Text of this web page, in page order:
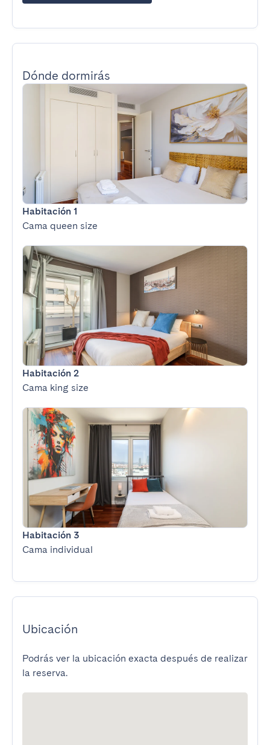
Dónde dormirás
Habitación 1
Cama queen size
Habitación 2
Cama king size
Habitación 3
Cama individual
Ubicación
Podrás ver la ubicación exacta después de realizar
la reserva.